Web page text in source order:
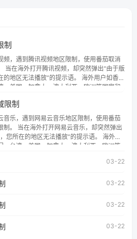
制
频，遇到腾讯视频地区限制，使用番茄取消
无法播放”的提示语。 海外用户如香
、美国、加拿大、澳大利亚、欧洲等国家和
中国大陆地区播放。 遇到这个问题的
茄回国加速器，即可解决「海外用户收听腾
限制」的问题，无论人在香港、澳门、台
大、澳大利亚、欧洲等国家和地区工作、留
可以使用，不再因地区和版权限制所困扰。
限制
音乐，遇到网易云音乐地区限制，使用番茄
，却突然弹出
所在的地区无法播放”的提示语。 海外用
、台湾、美国、加拿大、澳大利亚、欧洲等
题，且仅能在中国大陆地区播放。 遇到这
乐地区版权限制」的问题，无论人在香港、
居等，都可以使用，不再因地区和版权限制
03-22
03-22
03-22
03-22